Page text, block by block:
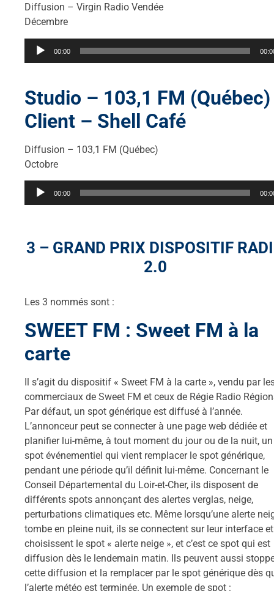
Diffusion – Virgin Radio Vendée
Décembre
Lecteur
00:00
Studio – 103,1 FM
Client – Shell Café
Diffusion – 103,1 FM (Québec)
Octobre
Lecteur
00:00
3 – GRAND PRIX DISPOSITIF
2.0
Les 3 nommés sont :
SWEET FM : Sweet FM à la
carte
Il s’agit du dispositif « Sweet FM à la carte », vendu par
commerciaux de Sweet FM et ceux de Régie Radio
Par défaut, un spot générique est diffusé à l’année.
L’annonceur peut se connecter à une page web dédiée et
planifier lui-même, à tout moment du jour ou de la nuit, un
spot événementiel qui vient remplacer le spot générique,
pendant une période qu’il définit lui-même. Concernant le
Conseil Départemental du Loir-et-Cher, ils disposent de
différents spots annonçant des alertes verglas, neige,
perturbations climatiques etc. Même lorsqu’une alerte
tombe en pleine nuit, ils se connectent sur leur interface et
choisissent le spot « alerte neige », et c’est ce spot qui est
diffusion dès le lendemain matin. Ils peuvent aussi
cette diffusion et la remplacer par le spot générique dès
l’alerte météo est terminée. Un exemple de spot :